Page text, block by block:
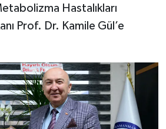
Hastalıkları
Prof. Dr. Kamile Gül’e